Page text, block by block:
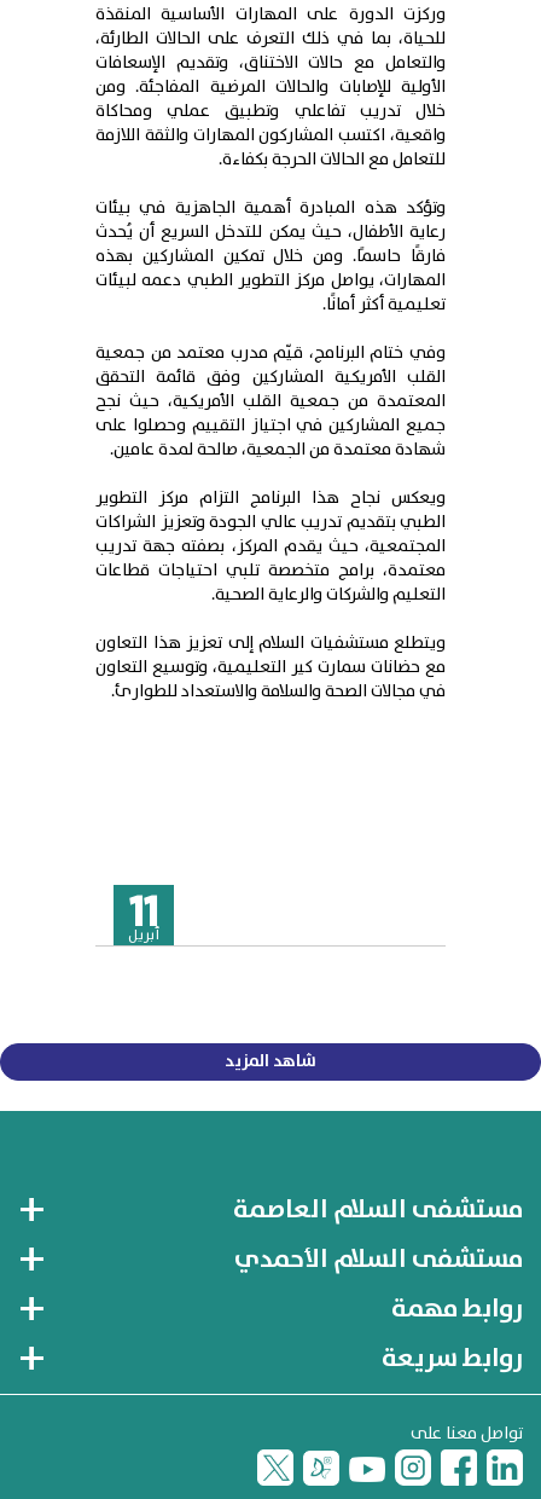
وركزت الدورة على المهارات الأساسية المنقذة
للحياة، بما في ذلك التعرف على الحالات الطارئة،
والتعامل مع حالات الاختناق، وتقديم الإسعافات
الأولية للإصابات والحالات المرضية المفاجئة. ومن
خلال تدريب تفاعلي وتطبيق عملي ومحاكاة
واقعية، اكتسب المشاركون المهارات والثقة اللازمة
للتعامل مع الحالات الحرجة بكفاءة.
وتؤكد هذه المبادرة أهمية الجاهزية في بيئات
رعاية الأطفال، حيث يمكن للتدخل السريع أن يُحدث
فارقًا حاسمًا. ومن خلال تمكين المشاركين بهذه
المهارات، يواصل مركز التطوير الطبي دعمه لبيئات
تعليمية أكثر أمانًا.
وفي ختام البرنامج، قيّم مدرب معتمد من جمعية
القلب الأمريكية المشاركين وفق قائمة التحقق
المعتمدة من جمعية القلب الأمريكية، حيث نجح
جميع المشاركين في اجتياز التقييم وحصلوا على
شهادة معتمدة من الجمعية، صالحة لمدة عامين.
ويعكس نجاح هذا البرنامج التزام مركز التطوير
الطبي بتقديم تدريب عالي الجودة وتعزيز الشراكات
المجتمعية، حيث يقدم المركز، بصفته جهة تدريب
معتمدة، برامج متخصصة تلبي احتياجات قطاعات
التعليم والشركات والرعاية الصحية.
ويتطلع مستشفيات السلام إلى تعزيز هذا التعاون
مع حضانات سمارت كير التعليمية، وتوسيع التعاون
في مجالات الصحة والسلامة والاستعداد للطوارئ.
11
أبريل
شاهد المزيد
مستشفى السلام العاصمة
مستشفى السلام الأحمدي
روابط مهمة
روابط سريعة
تواصل معنا على